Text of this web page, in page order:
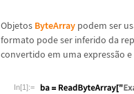
Objetos ByteArray podem ser
formato pode ser inferido da
convertido em uma expressão e
In[1]:=